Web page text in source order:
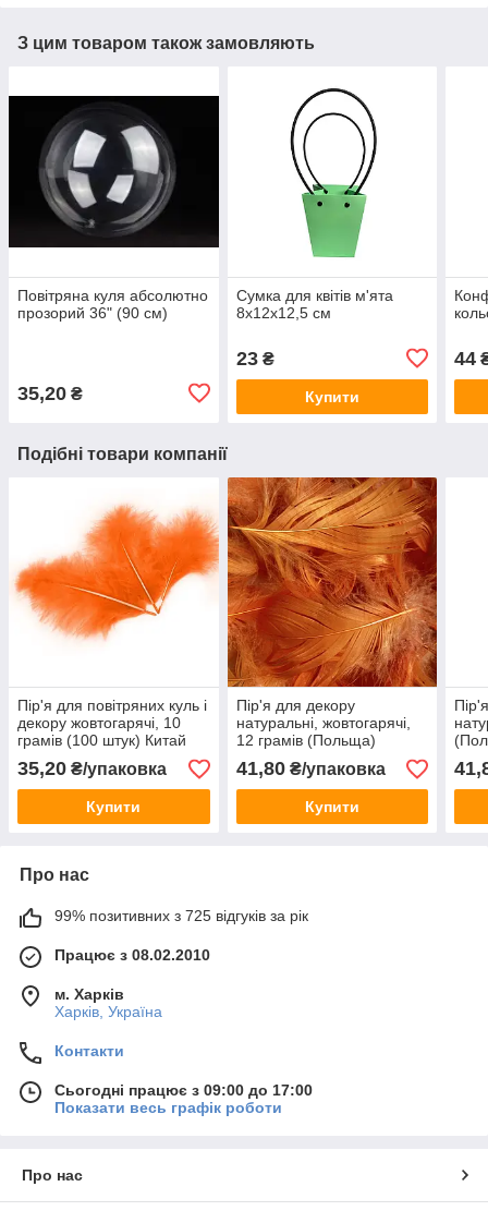
З цим товаром також замовляють
Повітряна куля абсолютно
прозорий 36" (90 см)
35,20 ₴
Сумка для квітів м'ята
8х12х12,5 см
23₴
Купити
44
Подібні товари компанії
Пір'я для повітряних куль і
декору жовтогарячі, 10
грамів (100 штук) Китай
35,20 ₴/упаковка
Купити
Пір'я для декору
натуральні, жовтогарячі,
12 грамів (Польща)
41,80₴/упаковка
Купити
Про нас
99% позитивних з 725 відгуків за рік
Працює з 08.02.2010
м. Харків
Харків, Україна
Контакти
Сьогодні працює з 09:00 до 17:00
Показати весь графік роботи
Про нас